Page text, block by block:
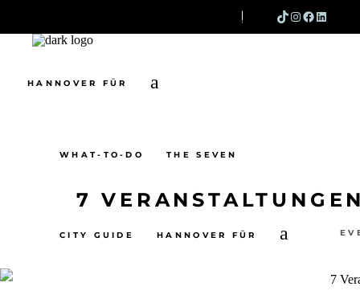
SEARCH
TIKTOK
WHAT-TO-DO THE SEVEN
CITY GUIDE HANNOVER FÜR
HANNOVER FÜR
7